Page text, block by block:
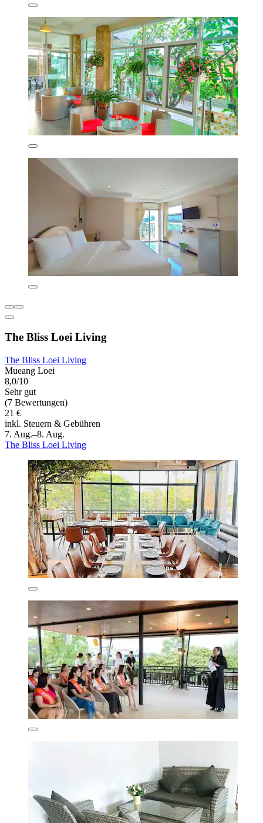
The Bliss Loei Living
The Bliss Loei Living
Mueang Loei
8,0/10
Sehr gut
(7 Bewertungen)
21 €
inkl. Steuern & Gebühren
7. Aug.–8. Aug.
The Bliss Loei Living